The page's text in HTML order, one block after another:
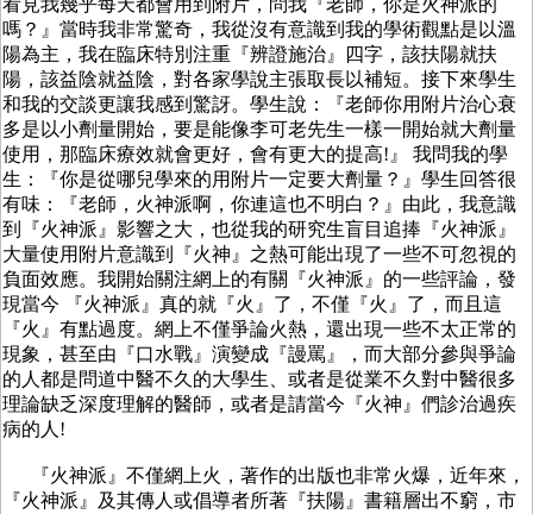
看見我幾乎每天都會用到附片，問我『老師，你是火神派的
嗎？』當時我非常驚奇，我從沒有意識到我的學術觀點是以溫
陽為主，我在臨床特別注重『辨證施治』四字，該扶陽就扶
陽，該益陰就益陰，對各家學說主張取長以補短。接下來學生
和我的交談更讓我感到驚訝。學生說：『老師你用附片治心衰
多是以小劑量開始，要是能像李可老先生一樣一開始就大劑量
使用，那臨床療效就會更好，會有更大的提高!』 我問我的學
生：『你是從哪兒學來的用附片一定要大劑量？』學生回答很
有味：『老師，火神派啊，你連這也不明白？』由此，我意識
到『火神派』影響之大，也從我的研究生盲目追捧『火神派』
大量使用附片意識到『火神』之熱可能出現了一些不可忽視的
負面效應。我開始關注網上的有關『火神派』的一些評論，發
現當今 『火神派』真的就『火』了，不僅『火』了，而且這
『火』有點過度。網上不僅爭論火熱，還出現一些不太正常的
現象，甚至由『口水戰』演變成『謾罵』，而大部分參與爭論
的人都是問道中醫不久的大學生、或者是從業不久對中醫很多
理論缺乏深度理解的醫師，或者是請當今『火神』們診治過疾
病的人!
『火神派』不僅網上火，著作的出版也非常火爆，近年來，
『火神派』及其傳人或倡導者所著『扶陽』書籍層出不窮，市